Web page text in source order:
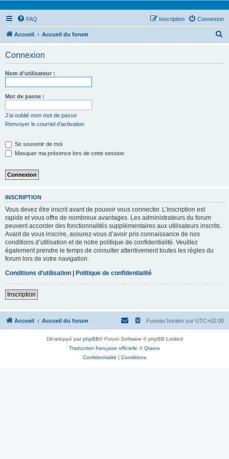
FAQ Connexion
Inscription
Accueil Accueil du forum
Connexion
Nom d’utilisateur :
Mot de passe :
J’ai oublié mon mot de passe
Renvoyer le courriel d’activation
Se souvenir de moi
Masquer ma présence lors de cette session
INSCRIPTION
Vous devez être inscrit avant de pouvoir vous connecter. L’inscription est
rapide et vous offre de nombreux avantages. Les administrateurs du forum
peuvent accorder des fonctionnalités supplémentaires aux utilisateurs inscrits.
Avant de vous inscrire, assurez-vous d’avoir pris connaissance de nos
conditions d’utilisation et de notre politique de confidentialité. Veuillez
également prendre le temps de consulter attentivement toutes les règles du
forum lors de votre navigation.
Conditions d’utilisation | Politique de confidentialité
Inscription
Accueil Accueil du forum Fuseau horaire sur UTC+02:00
Développé parphpBB® Forum Software © phpBB Limited
Traduction française officielle ©Qiaeru
Confidentialité | Conditions